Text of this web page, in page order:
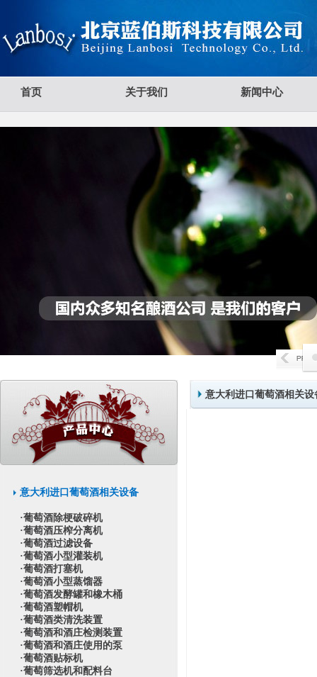
首页 关于我们 新闻中心
意大利进口葡萄酒相关设备
·葡萄酒除梗破碎机
·葡萄酒压榨分离机
·葡萄酒过滤设备
·葡萄酒小型灌装机
·葡萄酒打塞机
·葡萄酒小型蒸馏器
·葡萄酒发酵罐和橡木桶
·葡萄酒塑帽机
·葡萄酒类清洗装置
·葡萄酒和酒庄检测装置
·葡萄酒和酒庄使用的泵
·葡萄酒贴标机
·葡萄筛选机和配料台
意大利进口葡萄酒相关设